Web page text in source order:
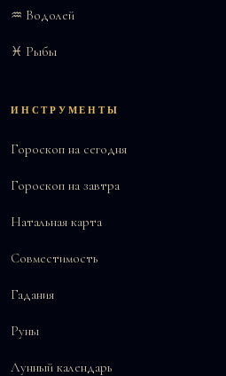
♒ Водолей
♓ Рыбы
ИНСТРУМЕНТЫ
Гороскоп на сегодня
Гороскоп на завтра
Натальная карта
Совместимость
Гадания
Руны
Лунный календарь